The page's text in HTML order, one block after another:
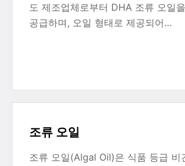
도 제조업체로부터 DHA 조류 오일
공급하며, 오일 형태로 제공되어…
조류 오일
조류 오일(Algal Oil)은 식품 등급 비